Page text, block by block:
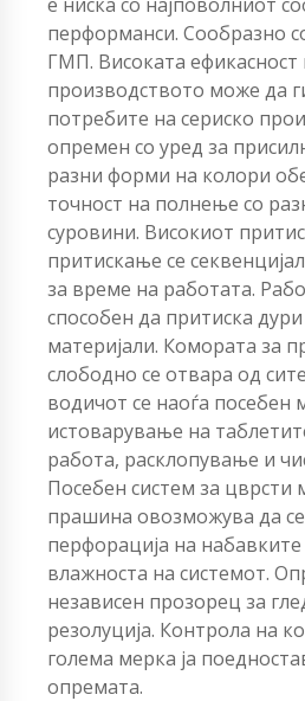
перформанси. Сообразно
ГМП. Високата ефикасност
производството може да
потребите на сериско
опремен со уред за
разни форми на колори
точност на полнење со
суровини. Високиот
притискање се
за време на работата.
способен да притиска
материјали. Комората за
слободно се отвара од
водичот се наоѓа посебен
истоварување на
работа, расклопување и
Посебен систем за цврсти
прашина овозможува да
перфорација на
влажноста на системот.
независен прозорец за
резолуција. Контрола на
голема мерка ја
опремата.